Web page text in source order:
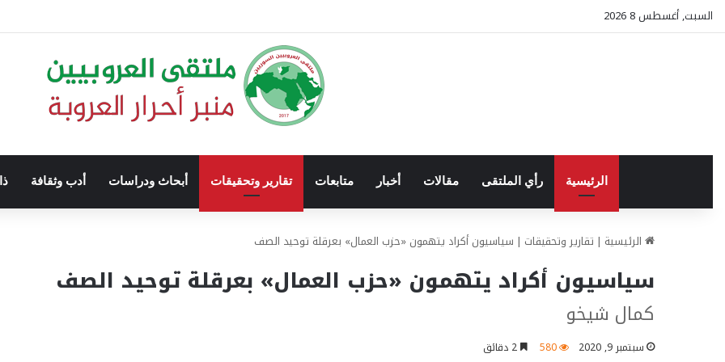
السبت, أغسطس 8 2026
الرئيسية رأي الملتقى مقالات أخبار متابعات تقارير وتحقيقات أبحاث ودراسات أدب وثقافة
الرئيسية | تقارير وتحقيقات | سياسيون أكراد يتهمون «حزب العمال» بعرقلة توحيد الصف
سياسيون أكراد يتهمون «حزب العمال» بعرقلة توحيد الصف
كمال شيخو
سبتمبر 9, 2020 580